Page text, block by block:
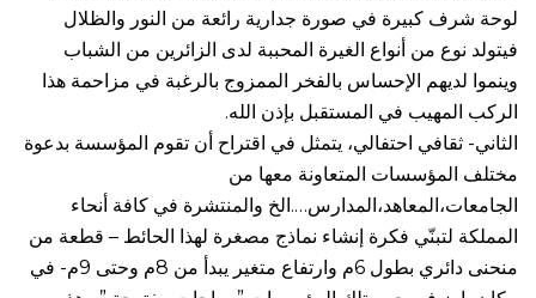
لوحة شرف كبيرة في صورة جدارية رائعة من النور والظلال
فيتولد نوع من أنواع الغيرة المحببة لدى الزائرين من الشباب
وينموا لديهم الإحساس بالفخر الممزوج بالرغبة في مزاحمة هذا
الركب المهيب في المستقبل بإذن الله.
الثاني- ثقافي احتفالي، يتمثل في اقتراح أن تقوم المؤسسة بدعوة
مختلف المؤسسات المتعاونة معها من
الجامعات،المعاهد،المدارس….الخ والمنتشرة في كافة أنحاء
المملكة لتبنّي فكرة إنشاء نماذج مصغرة لهذا الحائط – قطعة من
منحنى دائري بطول 6م وارتفاع متغير يبدأ من 8م وحتى 9م- في